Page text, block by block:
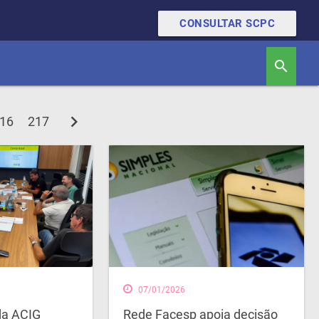
CONSULTAR SCPC
search
217 chevron_right
ACIG
07/01/2026
Rede Facesp apoia decisão